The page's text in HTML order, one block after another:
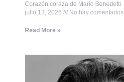
Corazón coraza de Mario Benedetti
julio 13, 2026
No hay comentarios
Read More »